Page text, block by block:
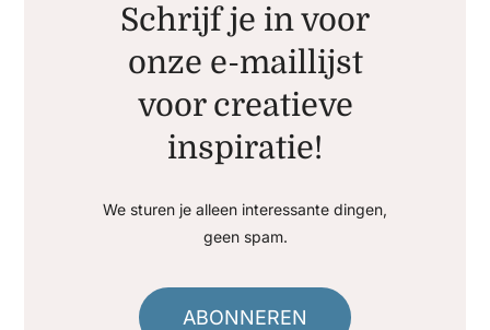
Schrijf je in voor
onze e-maillijst
voor creatieve
inspiratie!
We sturen je alleen interessante dingen,
geen spam.
ABONNEREN